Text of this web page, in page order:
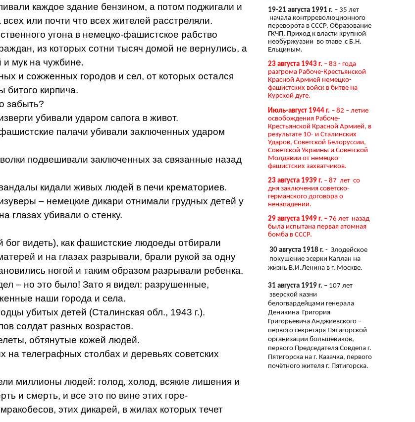
каждое здание бензином, а потом поджигали и
или почти что всех жителей расстреляли.
угона в немецко-фашистское рабство
из которых сотни тысяч домой не вернулись, а
и мук на чужбине.
и сожженных городов и сел, от которых остался
битого кирпича.
забыть?
убивали ударом сапога в живот.
палачи убивали заключенных ударом
подвешивали заключенных за связанные назад
кидали живых людей в печи крематориев.
– немецкие дикари отнимали грудных детей у
глазах убивали о стенку.
бог видеть), как фашистские людоеды отбирали
и на глазах разрывали, брали рукой за одну
ногой и таким образом разрывали ребенка.
– но это было! Зато я видел: разрушенные,
наши города и села.
убитых детей (Сталинская обл., 1943 г.).
солдат разных возрастов.
обтянутые кожей людей.
на телеграфных столбах и деревьях советских
миллионы людей: голод, холод, всякие лишения и
и смерть, и все это по вине этих горе-
этих дикарей, в жилах которых течет
19-21 августа 1991 г. – 35 лет
начала контрреволюционного
переворота в СССР. Образование
ГКЧП. Приход к власти крупной
необуржуазии во главе с Б.Н.
Ельциным.
23 августа 1943 г. – 83 - года
разгрома Рабоче-Крестьянской
Красной Армией немецко-
фашистских войск в битве на
Курской дуге.
Июль-август 1944 г. – 82 – летие
освобождения Рабоче-
Крестьянской Красной Армией, в
результате 10- и Сталинских
Ударов, Советской Белоруссии,
Советской Украины и Советской
Молдавии от немецко-
фашистских захватчиков.
23 августа 1939 г. – 87 лет со
дня заключения советско-
германского договора о
ненападении.
29 августа 1949 г. – 76 лет назад
была испытана первая атомная
бомба в СССР.
30 августа 1918 г. - Злодейское
покушение эсерки Каплан на
жизнь В.И.Ленина в г. Москве.
31 августа 1919 г. – 107 лет
зверской казни
белогвардейцами генерала
Деникина Григория
Григорьевича Анджиевского –
первого секретаря Пятигорской
организации большевиков,
первого Председателя Совдепа г.
Пятигорска на г. Казачка, первого
почётного жителя г. Пятигорска.